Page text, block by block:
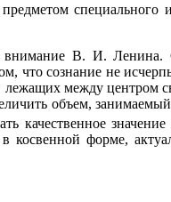
В. И.
сознание не
лежащих между
объем,
качественное значение
форме,